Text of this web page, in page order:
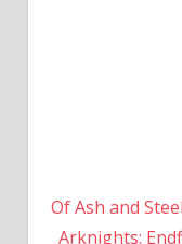
Of Ash and Steel
Arknights: